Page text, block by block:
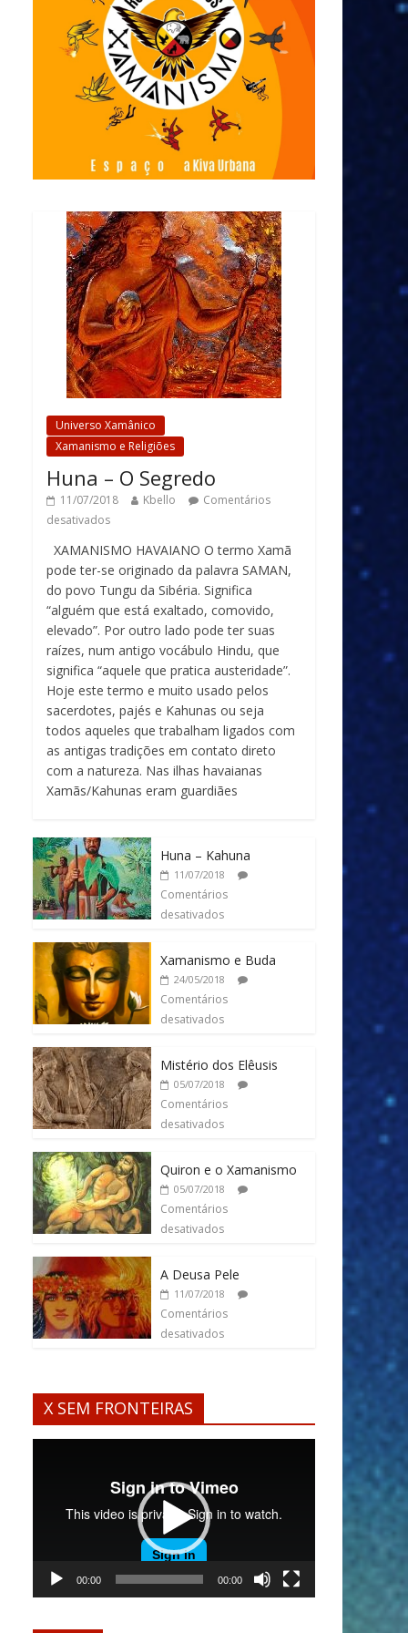
Universo Xamânico
Xamanismo e Religiões
Huna – O Segredo
11/07/2018 Kbello
Comentários
desativados
XAMANISMO HAVAIANO O termo Xamã
pode ter-se originado da palavra SAMAN,
do povo Tungu da Sibéria. Significa
“alguém que está exaltado, comovido,
elevado”. Por outro lado pode ter suas
raízes, num antigo vocábulo Hindu, que
significa “aquele que pratica austeridade”.
Hoje este termo e muito usado pelos
sacerdotes, pajés e Kahunas ou seja
todos aqueles que trabalham ligados com
as antigas tradições em contato direto
com a natureza. Nas ilhas havaianas
Xamãs/Kahunas eram guardiães
Huna – Kahuna
11/07/2018
Comentários
desativados
Xamanismo e Buda
24/05/2018
Comentários
desativados
Mistério dos Elêusis
05/07/2018
Comentários
desativados
Quiron e o Xamanismo
05/07/2018
Comentários
desativados
A Deusa Pele
11/07/2018
Comentários
desativados
X SEM FRONTEIRAS
00:00 00:00